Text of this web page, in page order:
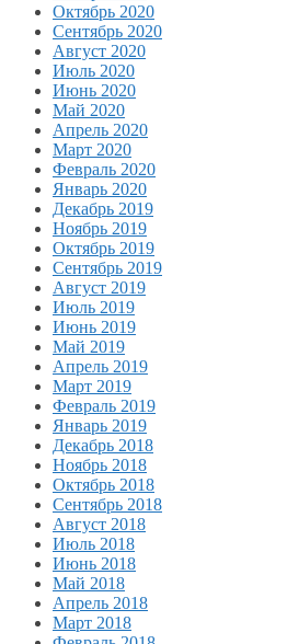
Октябрь 2020
Сентябрь 2020
Август 2020
Июль 2020
Июнь 2020
Май 2020
Апрель 2020
Март 2020
Февраль 2020
Январь 2020
Декабрь 2019
Ноябрь 2019
Октябрь 2019
Сентябрь 2019
Август 2019
Июль 2019
Июнь 2019
Май 2019
Апрель 2019
Март 2019
Февраль 2019
Январь 2019
Декабрь 2018
Ноябрь 2018
Октябрь 2018
Сентябрь 2018
Август 2018
Июль 2018
Июнь 2018
Май 2018
Апрель 2018
Март 2018